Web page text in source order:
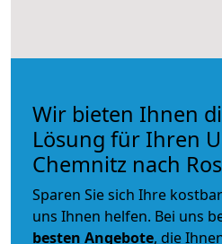
Wir bieten Ihnen
Lösung für Ihren
Chemnitz nach
Sparen Sie sich Ihre
uns Ihnen helfen. Bei uns
besten Angebote, die